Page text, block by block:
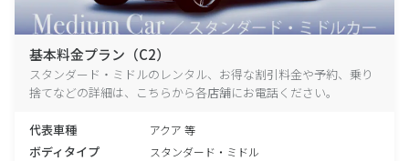
基本料金プラン（C2）
スタンダード・ミドルのレンタル、お得な割引料金や予約、乗り
捨てなどの詳細は、こちらから各店舗にお電話ください。
代表車種 アクア 等
ボディタイプ スタンダード・ミドル